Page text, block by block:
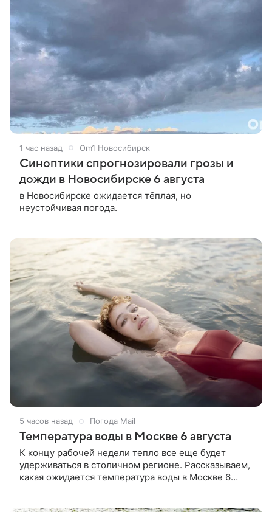
1 час назад Om1 Новосибирск
Синоптики спрогнозировали грозы и
дожди в Новосибирске 6 августа
в Новосибирске ожидается тёплая, но
неустойчивая погода.
5 часов назад Погода Mail
Температура воды в Москве 6 августа
К концу рабочей недели тепло все еще будет
удерживаться в столичном регионе. Рассказываем,
какая ожидается температура воды в Москве 6